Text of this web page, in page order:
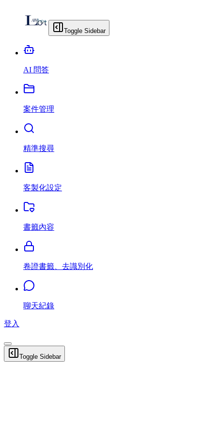
Toggle Sidebar
AI 問答
案件管理
精準搜尋
客製化設定
書籤內容
卷證書籤、去識別化
聊天紀錄
登入
Toggle Sidebar